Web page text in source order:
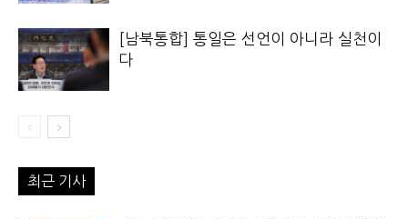
[남북통합] 통일은 선언이 아니라 실천이
다
최근 기사